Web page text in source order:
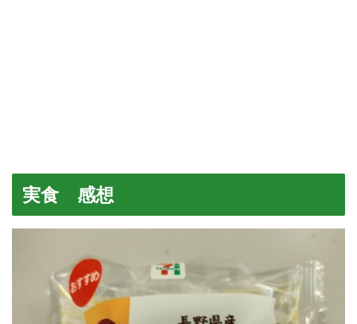
実食 感想